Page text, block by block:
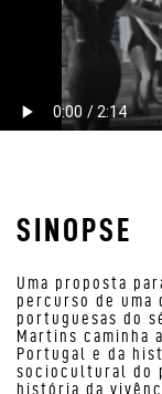
SINOPSE
Uma proposta
percurso de uma
portuguesas do
Martins caminha
Portugal e da
sociocultural do
história da